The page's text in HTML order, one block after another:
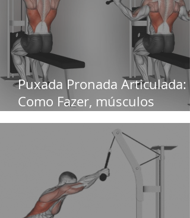
Puxada Pronada Articulada:
Como Fazer, músculos
trabalhados e Benefícios